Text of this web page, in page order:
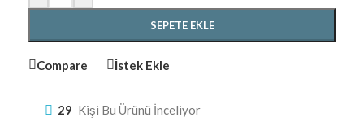
SEPETE EKLE
Compare İstek Ekle
29 Kişi Bu Ürünü İnceliyor